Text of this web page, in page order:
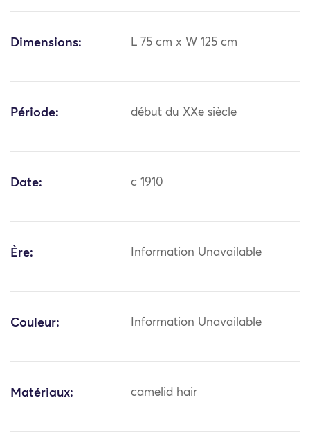
Dimensions: L 75 cm x W 125 cm
Période: début du XXe siècle
Date: c 1910
Ère: Information Unavailable
Couleur: Information Unavailable
Matériaux: camelid hair